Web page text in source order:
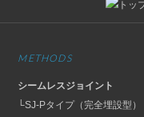
METHODS
シームレスジョイント
└SJ-Pタイプ（完全埋設型）